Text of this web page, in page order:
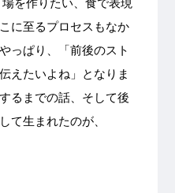
に至るプロセスもなか
っぱり、「前後のスト
えたいよね」となりま
るまでの話、そして後
て生まれたのが、